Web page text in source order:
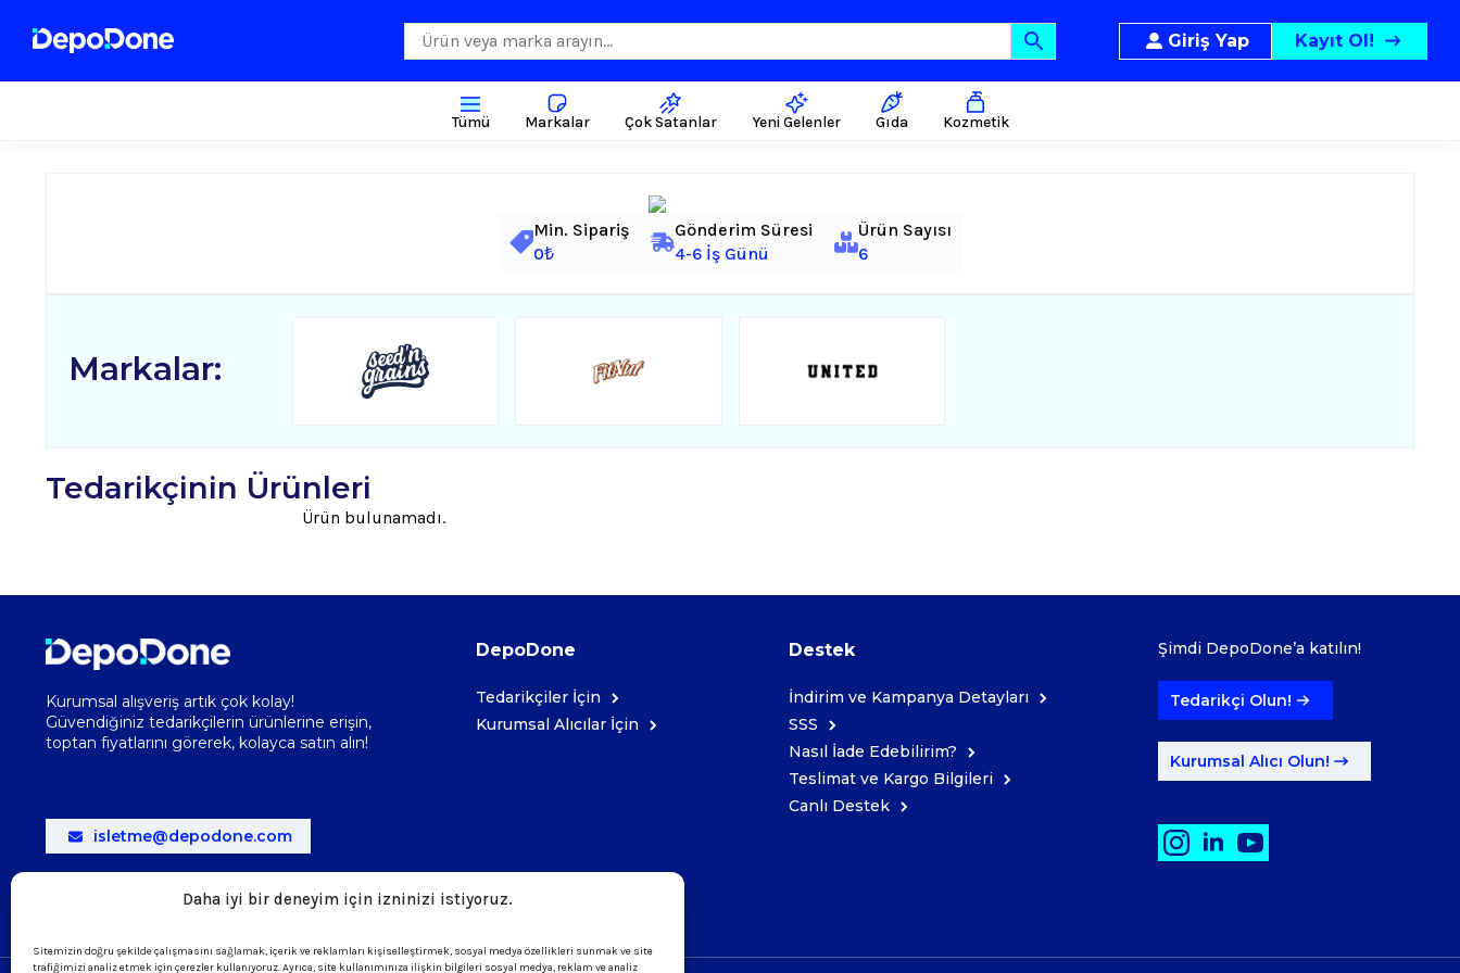
Daha iyi bir deneyim için izninizi istiyoruz.
Sitemizin doğru şekilde çalışmasını sağlamak, içerik ve reklamları kişiselleştirmek, sosyal medya özellikleri sunmak ve site
trafiğimizi analiz etmek için çerezler kullanıyoruz. Ayrıca, site kullanımınıza ilişkin bilgileri sosyal medya, reklam ve analiz
Giriş Yap Kayıt Ol!
Tümü Markalar Çok Satanlar Yeni Gelenler Gıda Kozmetik
Min. Sipariş
0₺
Gönderim Süresi
4-6 İş Günü
Ürün Sayısı
6
Markalar:
Tedarikçinin Ürünleri
Ürün bulunamadı.
Kurumsal alışveriş artık çok kolay!
Güvendiğiniz tedarikçilerin ürünlerine erişin,
toptan fiyatlarını görerek, kolayca satın alın!
isletme@depodone.com
+90 (539) 301 95 33
DepoDone
Tedarikçiler İçin
Kurumsal Alıcılar İçin
Destek
İndirim ve Kampanya Detayları
SSS
Nasıl İade Edebilirim?
Teslimat ve Kargo Bilgileri
Canlı Destek
Şimdi DepoDone’a katılın!
Tedarikçi Olun!
Kurumsal Alıcı Olun!